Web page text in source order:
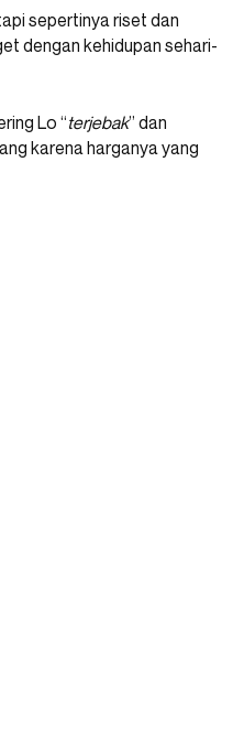
sepertinya riset dan
dengan kehidupan sehari-
Lo “terjebak” dan
karena harganya yang